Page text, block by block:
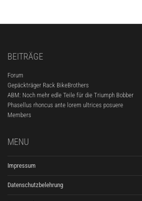
BEITRÄGE
Forum
Gepäckträger Rack BikeBrothers
ABM: Noch mehr edle Teile für die Triumph Bobber
Phasellus rhoncus ante lorem ultrices posuere
Members
MENU
Impressum
Datenschutzbelehrung